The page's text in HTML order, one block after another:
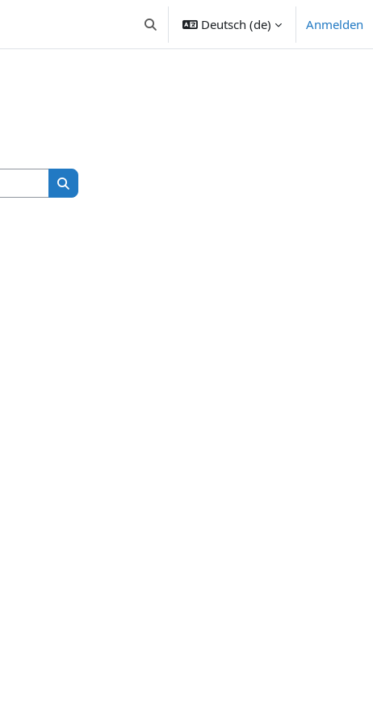
Sucheingabe umschalten
Deutsch ‎(de)‎ Anmelden
Kurse suchen
Kurse suchen